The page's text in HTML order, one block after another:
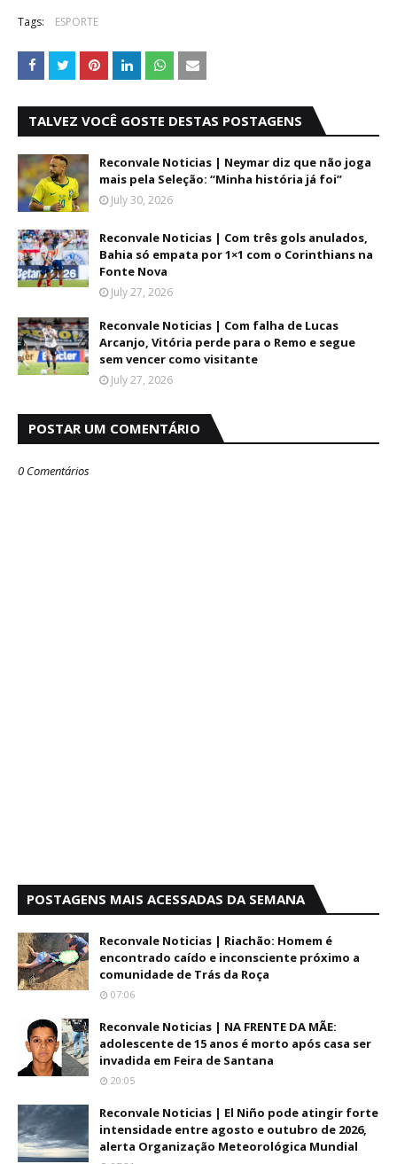
Tags: ESPORTE
TALVEZ VOCÊ GOSTE DESTAS POSTAGENS
Reconvale Noticias | Neymar diz que não joga
mais pela Seleção: “Minha história já foi”
July 30, 2026
Reconvale Noticias | Com três gols anulados,
Bahia só empata por 1×1 com o Corinthians na
Fonte Nova
July 27, 2026
Reconvale Noticias | Com falha de Lucas
Arcanjo, Vitória perde para o Remo e segue
sem vencer como visitante
July 27, 2026
POSTAR UM COMENTÁRIO
0 Comentários
POSTAGENS MAIS ACESSADAS DA SEMANA
Reconvale Noticias | Riachão: Homem é
encontrado caído e inconsciente próximo a
comunidade de Trás da Roça
07:06
Reconvale Noticias | NA FRENTE DA MÃE:
adolescente de 15 anos é morto após casa ser
invadida em Feira de Santana
20:05
Reconvale Noticias | El Niño pode atingir forte
intensidade entre agosto e outubro de 2026,
alerta Organização Meteorológica Mundial